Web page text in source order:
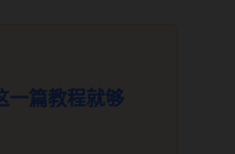
一篇教程就够